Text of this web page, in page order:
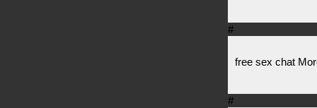
#
free sex chat
#